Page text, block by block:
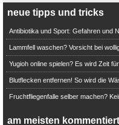
neue tipps und tricks
Antibiotika und Sport: Gefahren und
Lammfell waschen? Vorsicht bei
Yugioh online spielen? Es wird Zeit
Blutflecken entfernen! So wird die
Fruchtfliegenfalle selber machen?
am meisten kommentiert